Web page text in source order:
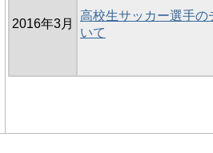
2016年3月
高校生サッカー選手
いて